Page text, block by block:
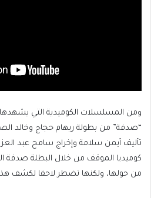
ومن المسلسلات الكوميدية التي
“صدفة” من بطولة ريهام حجاج وخالد
تأليف أيمن سلامة وإخراج سامح عبد
كوميديا الموقف من خلال البطلة صدفة
من حولها، ولكنها تضطر لاحقا لكشف